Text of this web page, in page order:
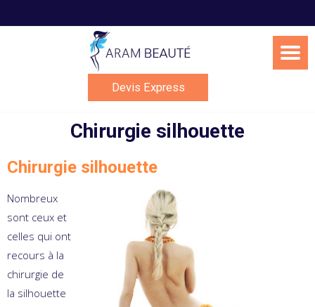
to
Devis Express
Chirurgie silhouette
Chirurgie silhouette
Nombreux
sont ceux et
celles qui ont
recours à la
chirurgie de
la silhouette